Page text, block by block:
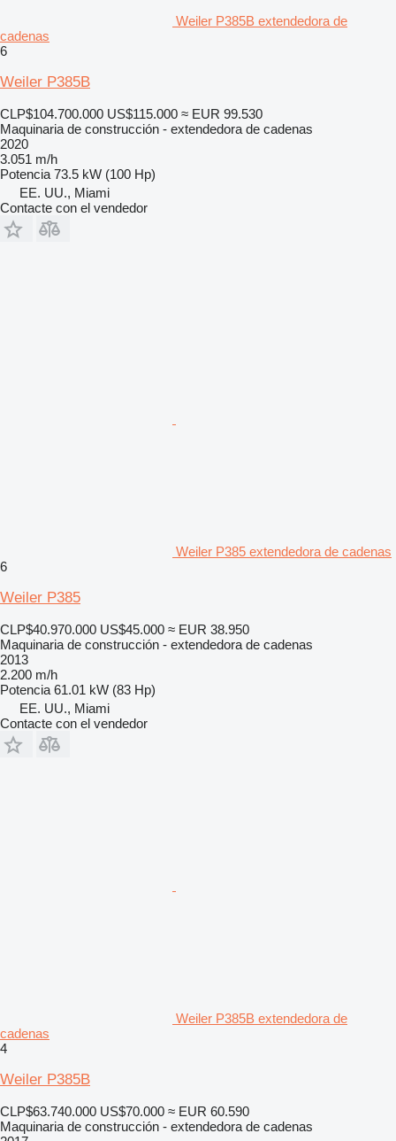
Weiler P385B extendedora de
cadenas
6
Weiler P385B
CLP$104.700.000 US$115.000 ≈ EUR 99.530
Maquinaria de construcción - extendedora de cadenas
2020
3.051 m/h
Potencia 73.5 kW (100 Hp)
EE. UU., Miami
Contacte con el vendedor
Weiler P385 extendedora de cadenas
6
Weiler P385
CLP$40.970.000 US$45.000 ≈ EUR 38.950
Maquinaria de construcción - extendedora de cadenas
2013
2.200 m/h
Potencia 61.01 kW (83 Hp)
EE. UU., Miami
Contacte con el vendedor
Weiler P385B extendedora de
cadenas
4
Weiler P385B
CLP$63.740.000 US$70.000 ≈ EUR 60.590
Maquinaria de construcción - extendedora de cadenas